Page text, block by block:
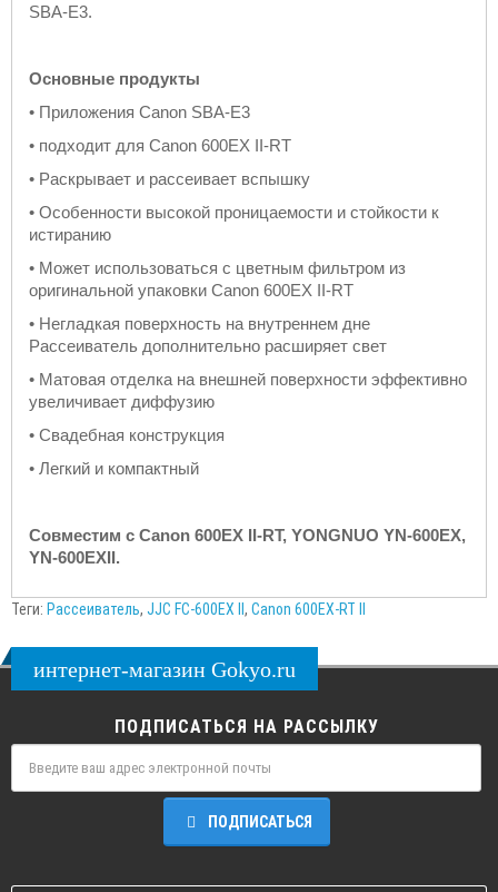
SBA-E3.
Основные продукты
• Приложения Canon SBA-E3
• подходит для Canon 600EX II-RT
• Раскрывает и рассеивает вспышку
• Особенности высокой проницаемости и стойкости к
истиранию
• Может использоваться с цветным фильтром из
оригинальной упаковки Canon 600EX II-RT
• Негладкая поверхность на внутреннем дне
Рассеиватель дополнительно расширяет свет
• Матовая отделка на внешней поверхности эффективно
увеличивает диффузию
• Свадебная конструкция
• Легкий и компактный
Совместим с Canon 600EX II-RT, YONGNUO YN-600EX,
YN-600EXII.
Теги: Рассеиватель, JJC FC-600EX II , Canon 600EX-RT II
интернет-магазин Gokyo.ru
ПОДПИСАТЬСЯ НА РАССЫЛКУ
ПОДПИСАТЬСЯ